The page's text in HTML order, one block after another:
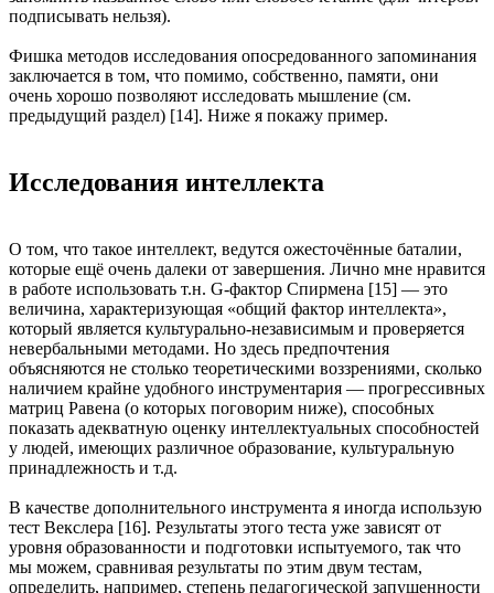
подписывать нельзя).
Фишка методов исследования опосредованного запоминания
заключается в том, что помимо, собственно, памяти, они
очень хорошо позволяют исследовать мышление (см.
предыдущий раздел) [14]. Ниже я покажу пример.
Исследования интеллекта
О том, что такое интеллект, ведутся ожесточённые баталии,
которые ещё очень далеки от завершения. Лично мне нравится
в работе использовать т.н. G-фактор Спирмена [15] — это
величина, характеризующая «общий фактор интеллекта»,
который является культурально-независимым и проверяется
невербальными методами. Но здесь предпочтения
объясняются не столько теоретическими воззрениями, сколько
наличием крайне удобного инструментария — прогрессивных
матриц Равена (о которых поговорим ниже), способных
показать адекватную оценку интеллектуальных способностей
у людей, имеющих различное образование, культуральную
принадлежность и т.д.
В качестве дополнительного инструмента я иногда использую
тест Векслера [16]. Результаты этого теста уже зависят от
уровня образованности и подготовки испытуемого, так что
мы можем, сравнивая результаты по этим двум тестам,
определить, например, степень педагогической запущенности